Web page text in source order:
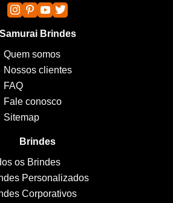
Samurai Brindes
Quem somos
Nossos clientes
FAQ
Fale conosco
Sitemap
Brindes
os Brindes
Personalizados
Corporativos